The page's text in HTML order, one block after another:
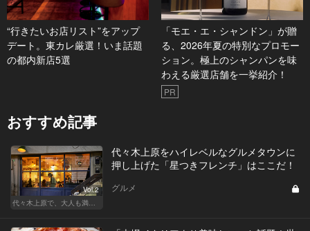
“行きたいお店リスト”をアップ
デート。東カレ厳選！いま話題
の都内新店5選
「モエ・エ・シャンドン」が贈
る、2026年夏の特別なプロモー
ション。極上のシャンパンを味
わえる厳選店舗を一挙紹介！
PR
おすすめ記事
Vol.2
代々木上原で、大人も満足な“映える”デート
代々木上原をハイレベルなグルメタウンに
押し上げた「星つきフレンチ」はここだ！
グルメ